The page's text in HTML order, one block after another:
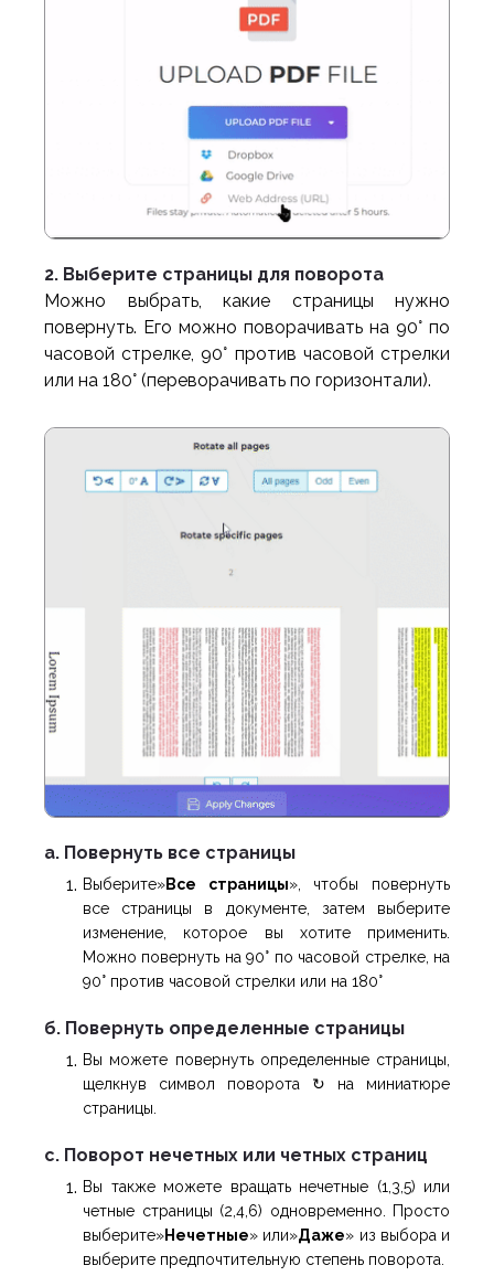
2. Выберите страницы для поворота
Можно выбрать, какие страницы нужно
повернуть. Его можно поворачивать на 90° по
часовой стрелке, 90° против часовой стрелки
или на 180° (переворачивать по горизонтали).
a. Повернуть все страницы
Выберите»Все страницы», чтобы повернуть
все страницы в документе, затем выберите
изменение, которое вы хотите применить.
Можно повернуть на 90° по часовой стрелке, на
90° против часовой стрелки или на 180°
б. Повернуть определенные страницы
Вы можете повернуть определенные страницы,
щелкнув символ поворота ↻ на миниатюре
страницы.
c. Поворот нечетных или четных страниц
Вы также можете вращать нечетные (1,3,5) или
четные страницы (2,4,6) одновременно. Просто
выберите»Нечетные» или»Даже» из выбора и
выберите предпочтительную степень поворота.